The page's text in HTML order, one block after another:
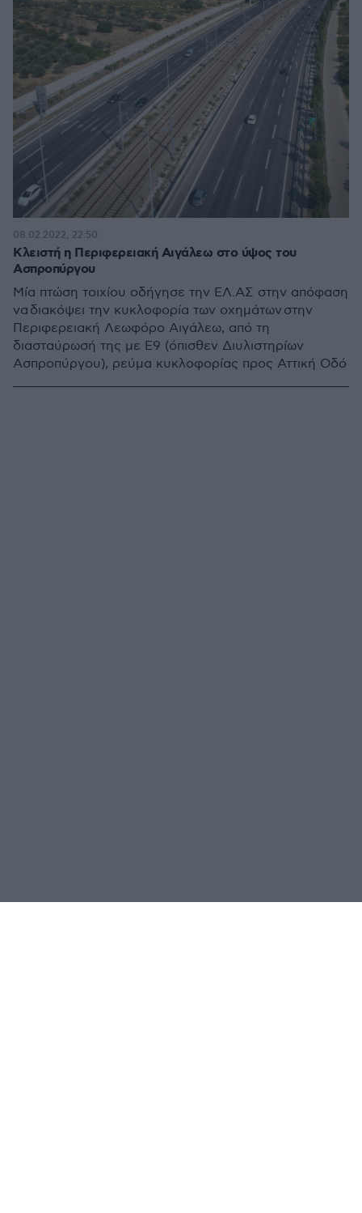
Κλειστή η Περιφερειακή Αιγάλεω στο ύψος του
Ασπροπύργου
Μία πτώση τοιχίου οδήγησε την ΕΛ.ΑΣ στην απόφαση
να διακόψει την κυκλοφορία των οχημάτων στην
Περιφερειακή Λεωφόρο Αιγάλεω, από τη
διασταύρωσή της με Ε9 (όπισθεν Διυλιστηρίων
Ασπροπύργου), ρεύμα κυκλοφορίας προς Αττική Οδό
08.02.2022, 22:50